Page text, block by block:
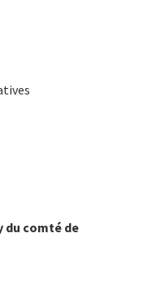
du comté de